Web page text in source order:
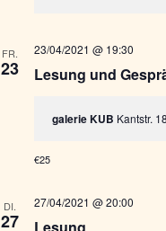
FR.
23 Lesung und
23/04/2021 @ 19:30
galerie KUB Kantstr.
€25
DI.
27
27/04/2021 @ 20:00